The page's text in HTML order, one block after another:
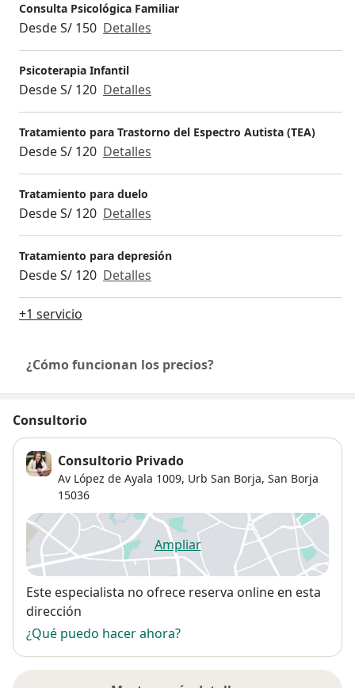
Consulta Psicológica Familiar
Desde S/ 150 Detalles
Psicoterapia Infantil
Desde S/ 120 Detalles
Tratamiento para Trastorno del Espectro Autista (TEA)
Desde S/ 120 Detalles
Tratamiento para duelo
Desde S/ 120 Detalles
Tratamiento para depresión
Desde S/ 120 Detalles
+1 servicio
¿Cómo funcionan los precios?
Consultorio
Consultorio Privado
Av López de Ayala 1009, Urb San Borja, San Borja
15036
Ampliarse abre en una nueva
Disponibilidad
Este especialista no ofrece reserva online en esta
dirección
¿Qué puedo hacer ahora?